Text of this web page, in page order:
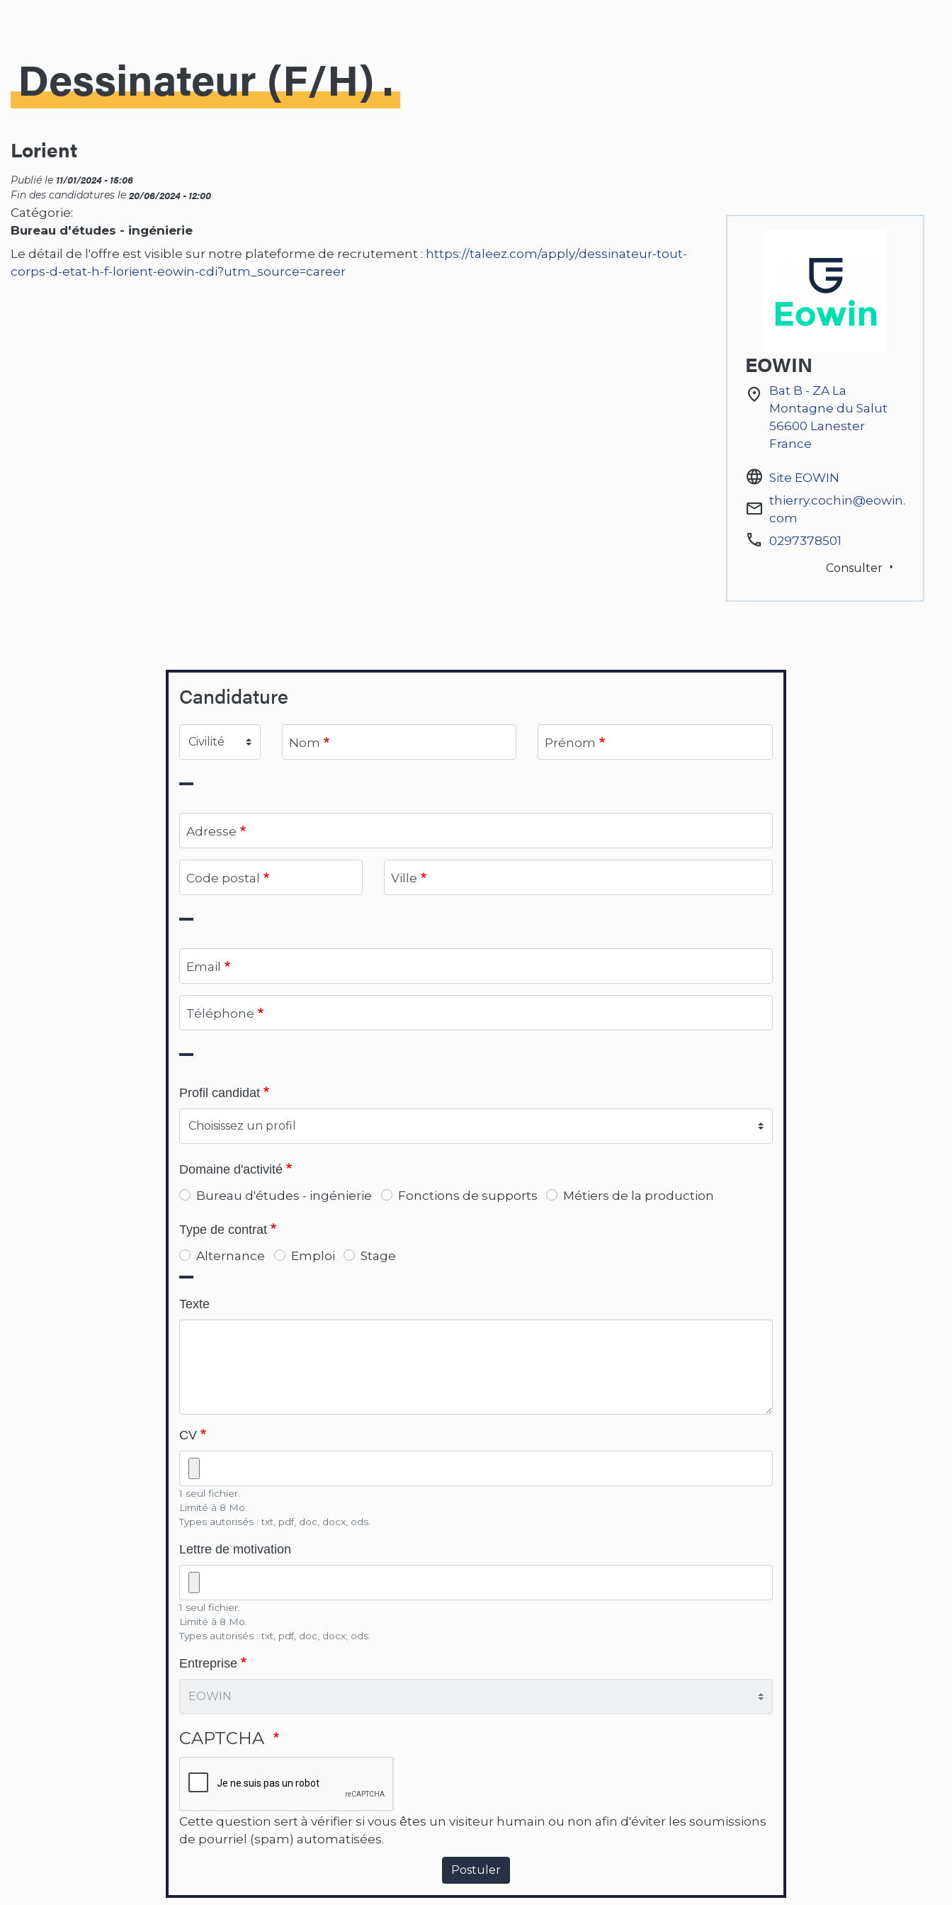
Dessinateur (F/H)
Lorient
Publié le 11/01/2024 - 15:06
Fin des candidatures le 20/06/2024 - 12:00
Catégorie
Bureau d'études - ingénierie
Le détail de l'offre est visible sur notre plateforme de recrutement : https://taleez.com/apply/dessinateur-tout-
corps-d-etat-h-f-lorient-eowin-cdi?utm_source=career
EOWIN
Bat B - ZA La
Montagne du Salut
56600 Lanester
France
Site EOWIN
thierry.cochin@eowin.
com
0297378501
Consulter
Candidature
Civilité
Nom Prénom
Adresse
Code postal Ville
Email
Téléphone
Profil candidat
Domaine d'activité
Bureau d'études - ingénierie Fonctions de supports Métiers de la production
Type de contrat
Alternance Emploi Stage
Texte
CV
1 seul fichier.
Limité à 8 Mo.
Types autorisés : txt, pdf, doc, docx, ods.
Lettre de motivation
1 seul fichier.
Limité à 8 Mo.
Types autorisés : txt, pdf, doc, docx, ods.
Entreprise
CAPTCHA
Cette question sert à vérifier si vous êtes un visiteur humain ou non afin d'éviter les soumissions
de pourriel (spam) automatisées.
Postuler